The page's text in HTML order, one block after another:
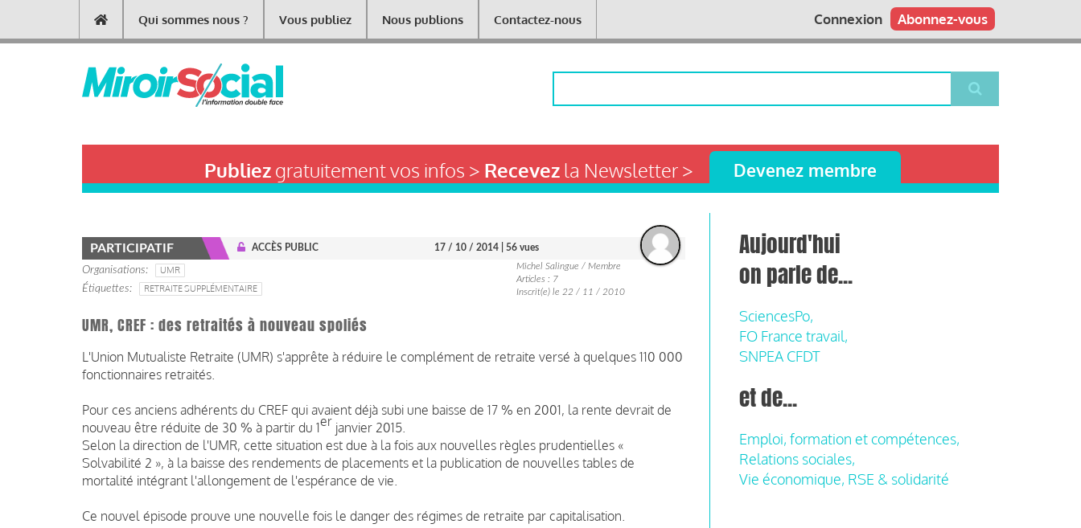
contenu
Main
navigation
Qui sommes nous ? Vous publiez Nous publions Contactez-nous Abonnez-vous
Connexion
Publiezgratuitement vos infos > Recevezla Newsletter > Devenez membre
PARTICIPATIF ACCÈS PUBLIC 17 / 10 / 2014 | 56 vues
Organisations
UMR
Étiquettes
RETRAITE SUPPLÉMENTAIRE
Michel Salingue / Membre
Articles : 7
Inscrit(e) le 22 / 11 / 2010
UMR, CREF : des retraités à nouveau spoliés
L'Union Mutualiste Retraite (UMR) s'apprête à réduire le complément de retraite versé à quelques 110 000
fonctionnaires retraités.
Pour ces anciens adhérents du CREF qui avaient déjà subi une baisse de 17 % en 2001, la rente devrait de
nouveau être réduite de 30 % à partir du 1er janvier 2015.
Selon la direction de l'UMR, cette situation est due à la fois aux nouvelles règles prudentielles «
Solvabilité 2 », à la baisse des rendements de placements et la publication de nouvelles tables de
mortalité intégrant l'allongement de l'espérance de vie.
Ce nouvel épisode prouve une nouvelle fois le danger des régimes de retraite par capitalisation.
Aujourd'hui
on parle de...
SciencesPo,
FO France travail,
SNPEA CFDT
et de...
Emploi, formation et compétences,
Relations sociales,
Vie économique, RSE & solidarité